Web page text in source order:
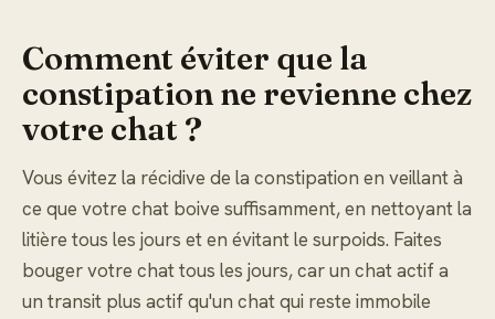
Comment éviter que la
constipation ne revienne chez
votre chat ?
Vous évitez la récidive de la constipation en veillant à
ce que votre chat boive suffisamment, en nettoyant la
litière tous les jours et en évitant le surpoids. Faites
bouger votre chat tous les jours, car un chat actif a
un transit plus actif qu'un chat qui reste immobile